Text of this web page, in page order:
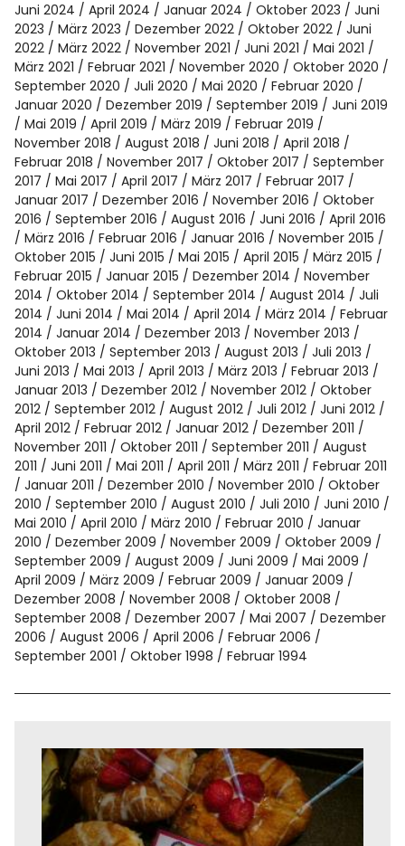
Juni 2024 April 2024 Januar 2024 Oktober 2023
Juni
2023
März 2023 Dezember 2022 Oktober 2022
Juni
2022
März 2022 November 2021 Juni 2021
Mai 2021
März 2021
Februar 2021 November 2020
Oktober 2020
September 2020
Juli 2020 Mai 2020
Februar 2020
Januar 2020
Dezember 2019 September 2019
Juni 2019
Mai 2019
April 2019 März 2019
Februar 2019
November 2018
August 2018 Juni 2018
April 2018
Februar 2018
November 2017 Oktober 2017
September
2017
Mai 2017 April 2017 März 2017
Februar 2017
Januar 2017
Dezember 2016 November 2016
Oktober
2016
September 2016 August 2016 Juni 2016
April 2016
März 2016
Februar 2016 Januar 2016
November 2015
Oktober 2015
Juni 2015 Mai 2015 April 2015
März 2015
Februar 2015
Januar 2015 Dezember 2014
November
2014
Oktober 2014 September 2014 August 2014
Juli
2014
Juni 2014 Mai 2014 April 2014 März 2014
Februar
2014
Januar 2014 Dezember 2013
November 2013
Oktober 2013
September 2013 August 2013
Juli 2013
Juni 2013
Mai 2013 April 2013 März 2013
Februar 2013
Januar 2013
Dezember 2012 November 2012
Oktober
2012
September 2012 August 2012 Juli 2012
Juni 2012
April 2012
Februar 2012 Januar 2012
Dezember 2011
November 2011
Oktober 2011 September 2011
August
2011
Juni 2011 Mai 2011 April 2011 März 2011
Februar 2011
Januar 2011
Dezember 2010 November 2010
Oktober
2010
September 2010 August 2010 Juli 2010
Juni 2010
Mai 2010
April 2010 März 2010 Februar 2010
Januar
2010
Dezember 2009 November 2009
Oktober 2009
September 2009
August 2009 Juni 2009
Mai 2009
April 2009
März 2009 Februar 2009
Januar 2009
Dezember 2008
November 2008
Oktober 2008
September 2008
Dezember 2007 Mai 2007
Dezember
2006
August 2006 April 2006
Februar 2006
September 2001
Oktober 1998 Februar 1994